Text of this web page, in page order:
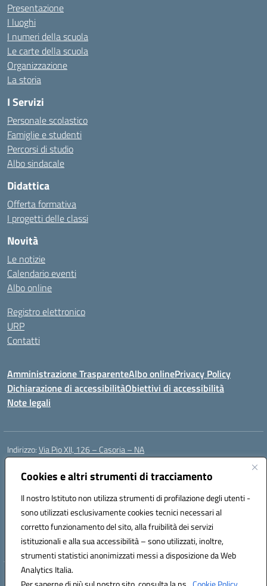
Cookies e altri strumenti di tracciamento
Il nostro Istituto non utilizza strumenti di profilazione degli utenti -
sono utilizzati esclusivamente cookies tecnici necessari al
corretto funzionamento del sito, alla fruibilità dei servizi
istituzionali e alla sua accessibilità – sono utilizzati, inoltre,
strumenti statistici anonimizzati messi a disposizione da Web
Analytics Italia.
Presentazione
I luoghi
I numeri della scuola
Le carte della scuola
Organizzazione
La storia
I Servizi
Personale scolastico
Famiglie e studenti
Percorsi di studio
Albo sindacale
Didattica
Offerta formativa
I progetti delle classi
Novità
Le notizie
Calendario eventi
Albo online
Registro elettronico
URP
Contatti
Amministrazione TrasparenteAlbo onlinePrivacy Policy
Dichiarazione di accessibilitàObiettivi di accessibilità
Note legali
Indirizzo:Via Pio XII, 126 – Casoria – NA
Centralino:
Posta elettronica certificata (PEC):naic8et00d@pec.istruzione.it
Codice fiscale: 93056760635
Codice meccanografico:NAIC8ET00D
Codice Indice delle Pubbliche Amministrazioni (IPA): clcc_063
Codice unico di fatturazione (CUF): UFVE8K
Hosting & Powered by 3D Solution S.r.l.